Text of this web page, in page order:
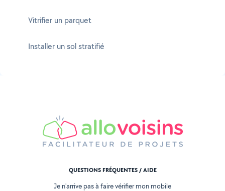
Vitrifier un parquet
Installer un sol stratifié
QUESTIONS FRÉQUENTES / AIDE
Je n'arrive pas à faire vérifier mon mobile